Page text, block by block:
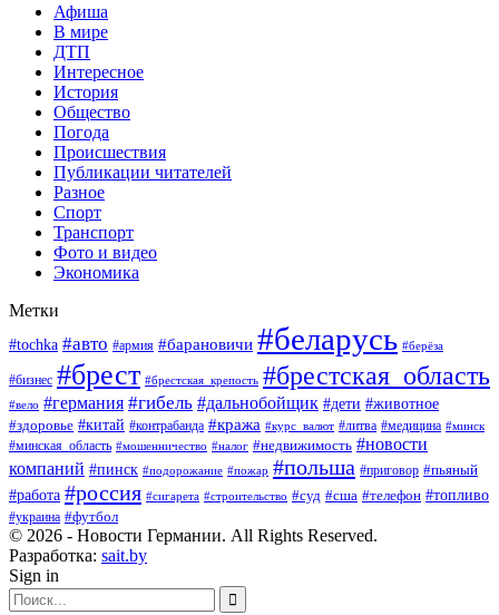
Афиша
В мире
ДТП
Интересное
История
Общество
Погода
Происшествия
Публикации читателей
Разное
Спорт
Транспорт
Фото и видео
Экономика
Метки
#tochka #авто #армия #барановичи #беларусь #берёза
#бизнес #брест #брестская_крепость #брестская_область
#вело #германия #гибель #дальнобойщик #дети #животное
#здоровье #китай #контрабанда #кража #курс_валют #литва #медицина #минск
#минская_область #мошенничество #налог #недвижимость #новости
компаний #пинск #подорожание #пожар #польша #приговор #пьяный
#работа #россия #сигарета #строительство #суд #сша #телефон #топливо
#украина #футбол
© 2026 - Новости Германии. All Rights Reserved.
Разработка: sait.by
Sign in